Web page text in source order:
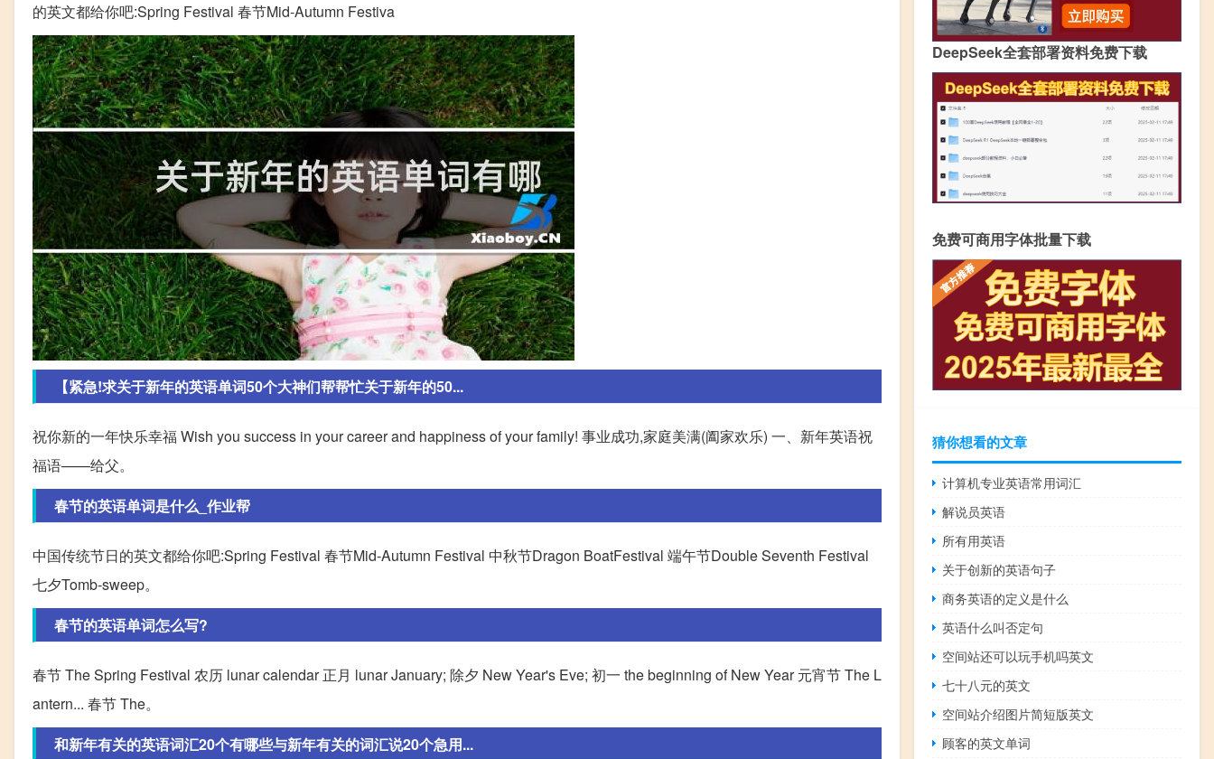
的英文都给你吧:Spring Festival 春节Mid-Autumn Festiva
【紧急!求关于新年的英语单词50个大神们帮帮忙关于新年的50...
祝你新的一年快乐幸福 Wish you success in your career and happiness of your family! 事业成功,家庭美满(阖家欢乐) 一、新年英语祝
福语——给父。
春节的英语单词是什么_作业帮
中国传统节日的英文都给你吧:Spring Festival 春节Mid-Autumn Festival 中秋节Dragon BoatFestival 端午节Double Seventh Festival
七夕Tomb-sweep。
春节的英语单词怎么写?
春节 The Spring Festival 农历 lunar calendar 正月 lunar January; 除夕 New Year's Eve; 初一 the beginning of New Year 元宵节 The L
antern... 春节 The。
和新年有关的英语词汇20个有哪些与新年有关的词汇说20个急用...
DeepSeek全套部署资料免费下载
免费可商用字体批量下载
猜你想看的文章
计算机专业英语常用词汇
解说员英语
所有用英语
关于创新的英语句子
商务英语的定义是什么
英语什么叫否定句
空间站还可以玩手机吗英文
七十八元的英文
空间站介绍图片简短版英文
顾客的英文单词